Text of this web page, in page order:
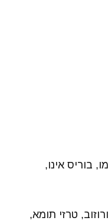
בוריס אינו,
טרזי תומא,